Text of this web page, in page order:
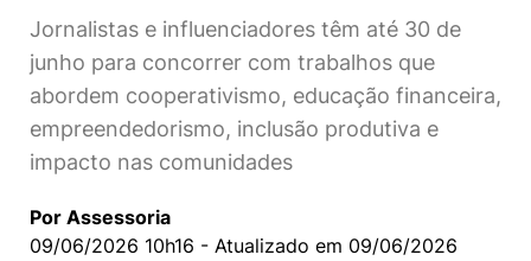
Jornalistas e influenciadores têm até 30 de
junho para concorrer com trabalhos que
abordem cooperativismo, educação financeira,
empreendedorismo, inclusão produtiva e
impacto nas comunidades
Por Assessoria
09/06/2026 10h16 - Atualizado em 09/06/2026